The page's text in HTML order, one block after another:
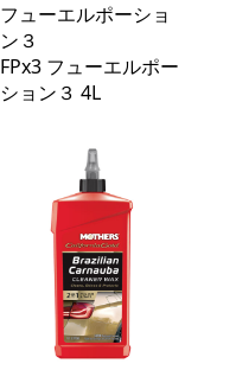
フューエルポーショ
ン３
FPx3 フューエルポー
ション３ 4L